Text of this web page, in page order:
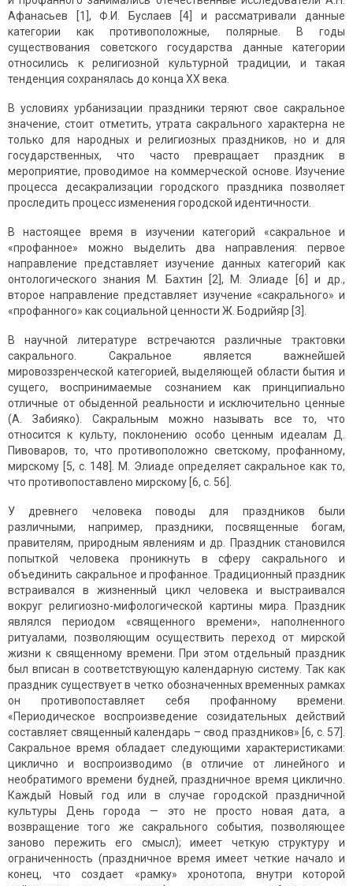
Афанасьев [1], Ф.И. Буслаев [4] и рассматривали данные
категории как противо­положные, полярные. В годы
существования советского государства дан­ные категории
относились к религиозной культурной традиции, и такая
тенденция сохранялась до конца XX века.
В условиях урбанизации праздники теряют свое сакральное
значение, стоит отметить, утрата сакрального характерна не
только для народных и религиозных праздников, но и для
государственных, что часто превращает праздник в
мероприятие, проводимое на коммерческой основе. Изучение
процесса десакрализации городского праздника позволяет
проследить процесс изменения городской идентичности.
В настоящее время в изучении категорий «сакральное и
«профанное» можно выделить два направления: первое
направление представляет изу­чение данных категорий как
онтологического знания М. Бахтин [2], М. Элиа­де [6] и др.,
второе направление представляет изучение «сакрального» и
«профанного» как социальной ценности Ж. Бодрийяр [3].
В научной литературе встречаются различные трактовки
сакрально­го. Сакральное является важнейшей
мировоззренческой категорией, выде­ляющей области бытия и
сущего, воспринимаемые сознанием как принци­пиально
отличные от обыденной реальности и исключительно ценные
(А. Забияко). Сакральным можно называть все то, что
относится к культу, по­клонению особо ценным идеалам Д.
Пивоваров, то, что противоположно светскому, профанному,
мирскому [5, с. 148]. М. Элиаде определяет сакральное как то,
что противопоставлено мирскому [6, с. 56].
У древнего человека поводы для праздников были
различными, например, праздники, посвященные богам,
правителям, природным явлениям и др. Праздник становился
по­пыткой человека проникнуть в сферу сакрального и
объединить сакраль­ное и профанное. Традиционный праздник
встраивался в жизненный цикл человека и выстраивался
вокруг религиозно-мифологической картины ми­ра. Праздник
являлся периодом «священного времени», наполненного
ритуала­ми, позволяющим осуществить переход от мирской
жизни к священному времени. При этом отдельный праздник
был вписан в соответствующую кален­дарную систему. Так как
праздник существует в четко обозначенных временных рамках
он противопоставляет себя профанному времени.
«Периодическое воспроизведение созидательных действий
составляет священный календарь – свод праздников» [6, с. 57].
Сакральное время обладает следующими характеристиками:
циклично и воспроизводимо (в отличие от линейного и
необратимого времени будней, праздничное время циклично.
Каждый Новый год или в случае городской праздничной
культуры День города — это не просто новая дата, а
возвращение того же сакрального события, позволяющее
заново пережить его смысл); имеет четкую структуру и
ограниченность (праздничное время имеет четкие начало и
конец, что создает «рамку» хронотопа, внутри которой